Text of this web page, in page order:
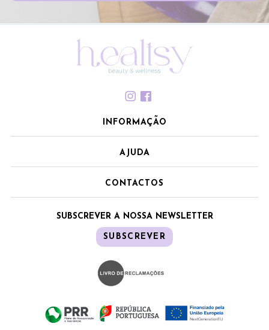
INFORMAÇÃO
AJUDA
CONTACTOS
SUBSCREVER A NOSSA NEWSLETTER
SUBSCREVER